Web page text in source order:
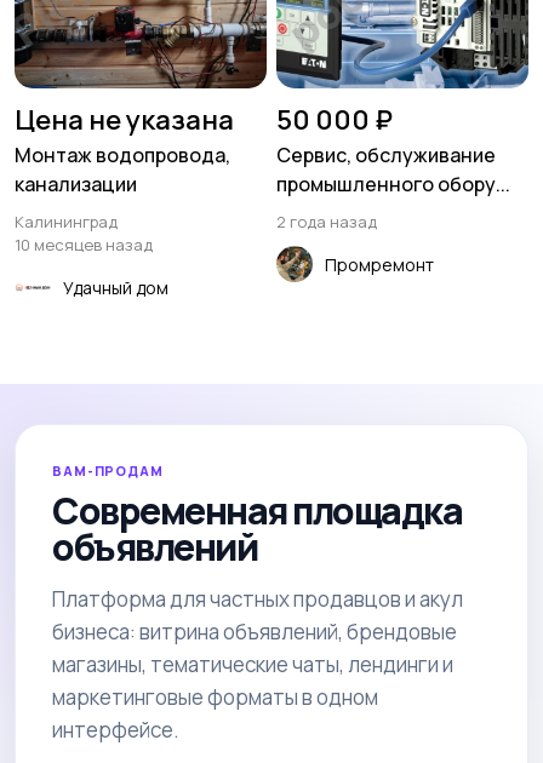
Цена не указана
Монтаж водопровода,
канализации
Калининград
10 месяцев назад
Удачный дом
50 000 ₽
Сервис, обслуживание
промышленного обору...
2 года назад
Промремонт
ВАМ-ПРОДАМ
Современная площадка
объявлений
Платформа для частных продавцов и акул
бизнеса: витрина объявлений, брендовые
магазины, тематические чаты, лендинги и
маркетинговые форматы в одном
интерфейсе.